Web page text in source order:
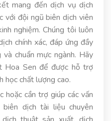
mang đến dịch vụ dịch
với đội ngũ biên dịch viên
nghiệm. Chúng tôi luôn
chính xác, đáp ứng đầy
chuẩn mực ngành. Hãy
Hoa Sen để được hỗ trợ
học chất lượng cao.
hoặc cần trợ giúp các vấn
dịch tài liệu chuyên